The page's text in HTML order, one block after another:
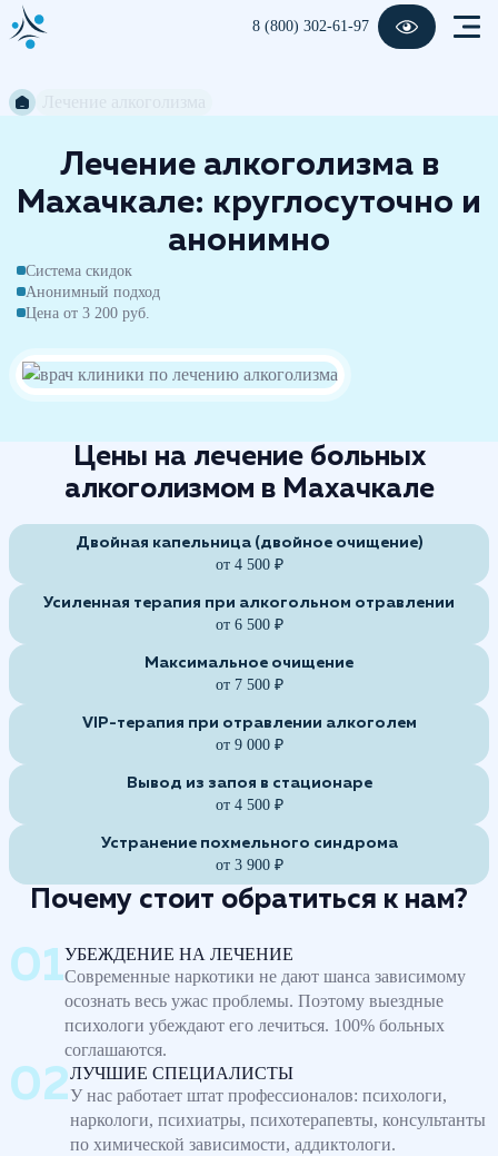
8 (800) 302-61-97
Лечение алкоголизма в
Махачкале: круглосуточно и
анонимно
Система скидок
Анонимный подход
Цена от 3 200 руб.
Цены на лечение больных
алкоголизмом в Махачкале
Двойная капельница (двойное очищение)
от 4 500 ₽
Усиленная терапия при алкогольном отравлении
от 6 500 ₽
Максимальное очищение
от 7 500 ₽
VIP-терапия при отравлении алкоголем
от 9 000 ₽
Вывод из запоя в стационаре
от 4 500 ₽
Устранение похмельного синдрома
от 3 900 ₽
Почему стоит обратиться к нам?
УБЕЖДЕНИЕ НА ЛЕЧЕНИЕ
Современные наркотики не дают шанса зависимому
осознать весь ужас проблемы. Поэтому выездные
психологи убеждают его лечиться. 100% больных
соглашаются.
ЛУЧШИЕ СПЕЦИАЛИСТЫ
У нас работает штат профессионалов: психологи,
наркологи, психиатры, психотерапевты, консультанты
по химической зависимости, аддиктологи.